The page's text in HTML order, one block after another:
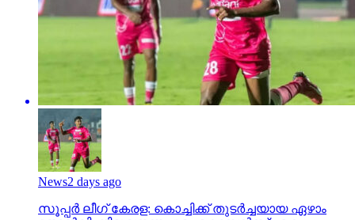
News2 days ago
സൂപ്പര്‍ ലീഗ് കേരള: കൊച്ചിക്ക് തുടര്‍ച്ചയായ ഏഴാം